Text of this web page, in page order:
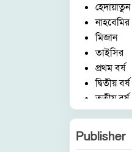
নাহবেমির
মিজান
তাইসির
প্রথম বর্ষ
দ্বিতীয় বর্ষ
তৃতীয় বর্ষ
চতুর্থ বর্ষ
পঞ্চম বর্ষ
হিফয
Publisher